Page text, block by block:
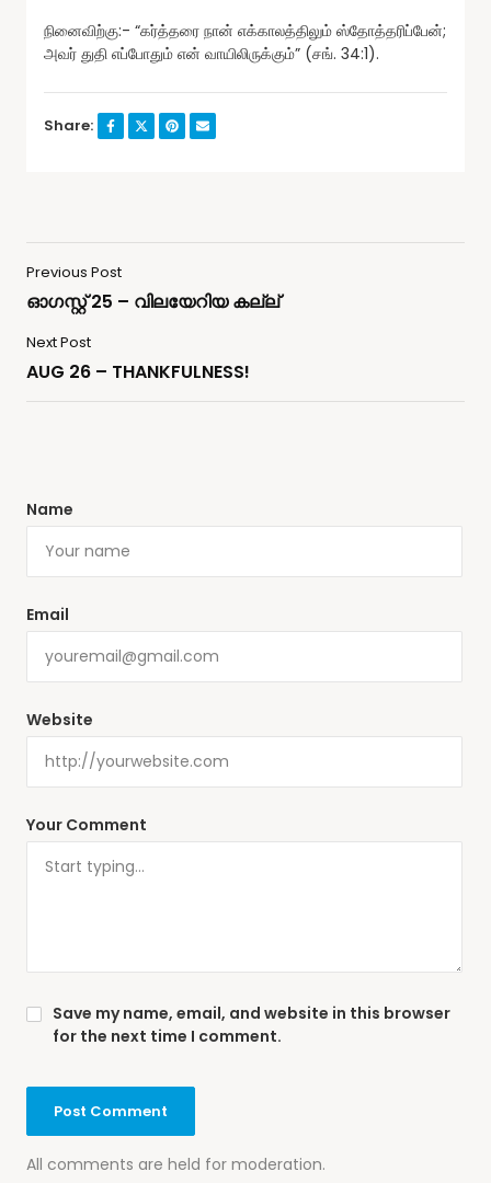
நினைவிற்கு:- “கர்த்தரை நான் எக்காலத்திலும் ஸ்தோத்தரிப்பேன்;
அவர் துதி எப்போதும் என் வாயிலிருக்கும்” (சங். 34:1).
Share:
Previous Post
ഓഗസ്റ്റ് 25 – വിലയേറിയ കല്ല്
Next Post
AUG 26 – THANKFULNESS!
Your Comment
All comments are held for moderation.
Name
Email
Website
Save my name, email, and website in this browser
for the next time I comment.